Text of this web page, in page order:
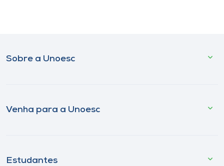
Sobre a Unoesc
Venha para a Unoesc
Estudantes